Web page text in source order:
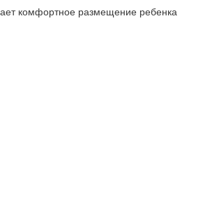
комфортное размещение ребенка